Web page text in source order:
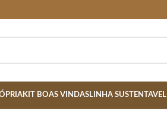
KIT BOAS VINDASLINHA SUSTENTAVEL